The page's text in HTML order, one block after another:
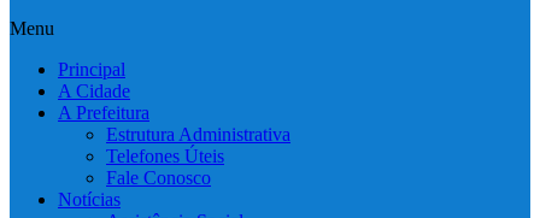
Menu
Principal
A Cidade
A Prefeitura
Estrutura Administrativa
Telefones Úteis
Fale Conosco
Notícias